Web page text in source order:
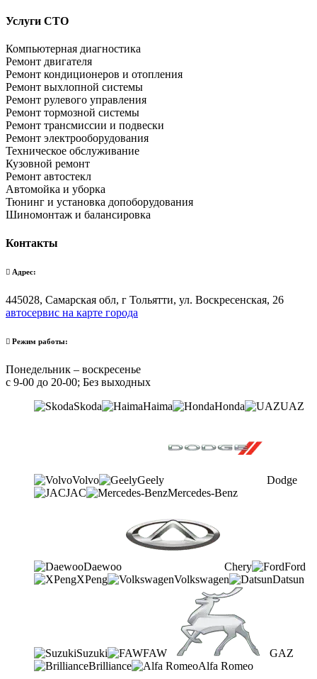
Услуги СТО
Компьютерная диагностика
Ремонт двигателя
Ремонт кондиционеров и отопления
Ремонт выхлопной системы
Ремонт рулевого управления
Ремонт тормозной системы
Ремонт трансмиссии и подвески
Ремонт электрооборудования
Техническое обслуживание
Кузовной ремонт
Ремонт автостекл
Автомойка и уборка
Тюнинг и установка допоборудования
Шиномонтаж и балансировка
Контакты
Адрес:
445028, Самарская обл, г Тольятти, ул. Воскресенская, 26
автосервис на карте города
Режим работы:
Понедельник – воскресенье
с 9-00 до 20-00; Без выходных
Skoda
Haima Honda UAZ
Volvo Geely
Dodge
JAC
Mercedes-Benz
Daewoo Chery
Ford
XPeng
Volkswagen Datsun
Suzuki FAW
GAZ
Brilliance
Alfa Romeo